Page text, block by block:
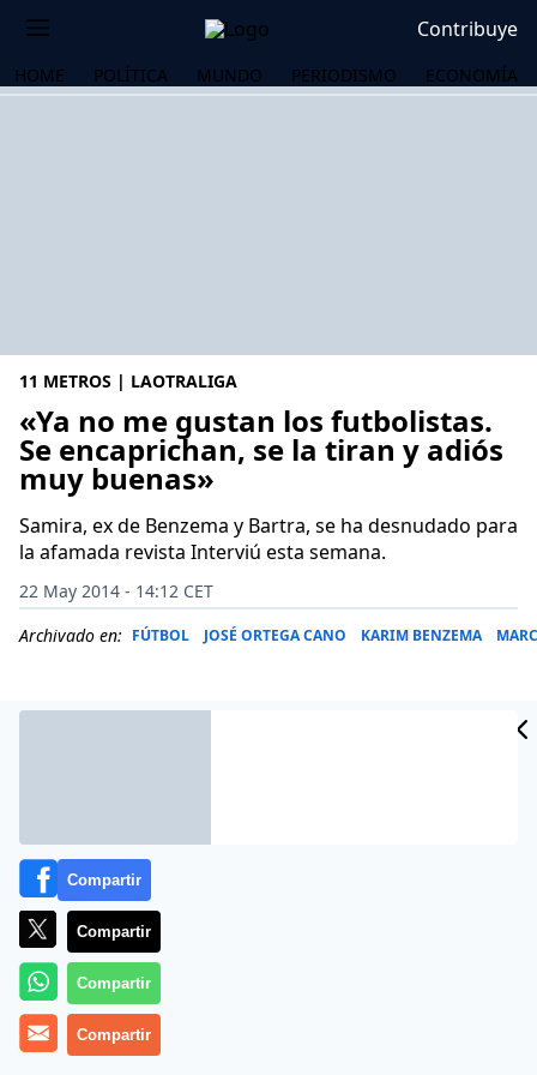
Contribuye
HOME POLÍTICA MUNDO PERIODISMO ECONOMÍA
11 METROS | LAOTRALIGA
«Ya no me gustan los futbolistas.
Se encaprichan, se la tiran y adiós
muy buenas»
Samira, ex de Benzema y Bartra, se ha desnudado para
la afamada revista Interviú esta semana.
22 May 2014 - 14:12 CET
Archivado en: FÚTBOL JOSÉ ORTEGA CANO KARIM BENZEMA
Más información
Compartir
Compartir
Compartir
Compartir